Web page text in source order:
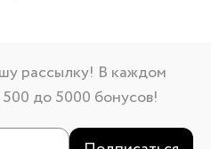
рассылку! В каждом
до 5000 бонусов!